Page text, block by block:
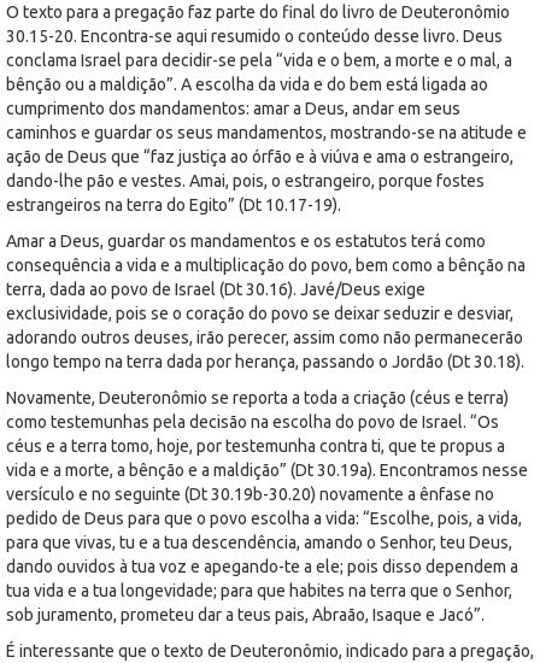
O texto para a pregação faz parte do final do livro de Deuteronômio
30.15-20. Encontra-se aqui resumido o conteúdo desse livro. Deus
conclama Israel para decidir-se pela “vida e o bem, a morte e o mal, a
bênção ou a maldição”. A escolha da vida e do bem está ligada ao
cumprimento dos mandamentos: amar a Deus, andar em seus
caminhos e guardar os seus mandamentos, mostrando-se na atitude e
ação de Deus que “faz justiça ao órfão e à viúva e ama o estrangeiro,
dando-lhe pão e vestes. Amai, pois, o estrangeiro, porque fostes
estrangeiros na terra do Egito” (Dt 10.17-19).
Amar a Deus, guardar os mandamentos e os estatutos terá como
consequência a vida e a multiplicação do povo, bem como a bênção na
terra, dada ao povo de Israel (Dt 30.16). Javé/Deus exige
exclusividade, pois se o coração do povo se deixar seduzir e desviar,
adorando outros deuses, irão perecer, assim como não permanecerão
longo tempo na terra dada por herança, passando o Jordão (Dt 30.18).
Novamente, Deuteronômio se reporta a toda a criação (céus e terra)
como testemunhas pela decisão na escolha do povo de Israel. “Os
céus e a terra tomo, hoje, por testemunha contra ti, que te propus a
vida e a morte, a bênção e a maldição” (Dt 30.19a). Encontramos nesse
versículo e no seguinte (Dt 30.19b-30.20) novamente a ênfase no
pedido de Deus para que o povo escolha a vida: “Escolhe, pois, a vida,
para que vivas, tu e a tua descendência, amando o Senhor, teu Deus,
dando ouvidos à tua voz e apegando-te a ele; pois disso dependem a
tua vida e a tua longevidade; para que habites na terra que o Senhor,
sob juramento, prometeu dar a teus pais, Abraão, Isaque e Jacó”.
É interessante que o texto de Deuteronômio, indicado para a pregação,